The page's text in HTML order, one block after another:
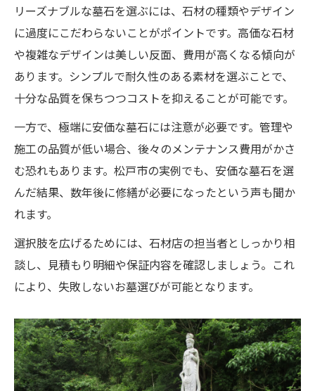
リーズナブルな墓石を選ぶには、石材の種類やデザイン
に過度にこだわらないことがポイントです。高価な石材
や複雑なデザインは美しい反面、費用が高くなる傾向が
あります。シンプルで耐久性のある素材を選ぶことで、
十分な品質を保ちつつコストを抑えることが可能です。
一方で、極端に安価な墓石には注意が必要です。管理や
施工の品質が低い場合、後々のメンテナンス費用がかさ
む恐れもあります。松戸市の実例でも、安価な墓石を選
んだ結果、数年後に修繕が必要になったという声も聞か
れます。
選択肢を広げるためには、石材店の担当者としっかり相
談し、見積もり明細や保証内容を確認しましょう。これ
により、失敗しないお墓選びが可能となります。